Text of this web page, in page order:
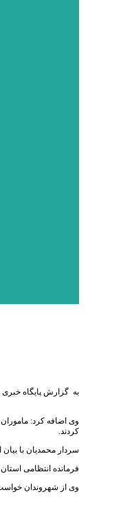
به گزارش پایگاه
کردند.
سردار محمدیان با بیان این که در مجموع 507 تن شکر احتکار شده دولتی از این انبار کشف شد گفت:
فرمانده انتظامی استان البرز
وی از شهروندان خواست